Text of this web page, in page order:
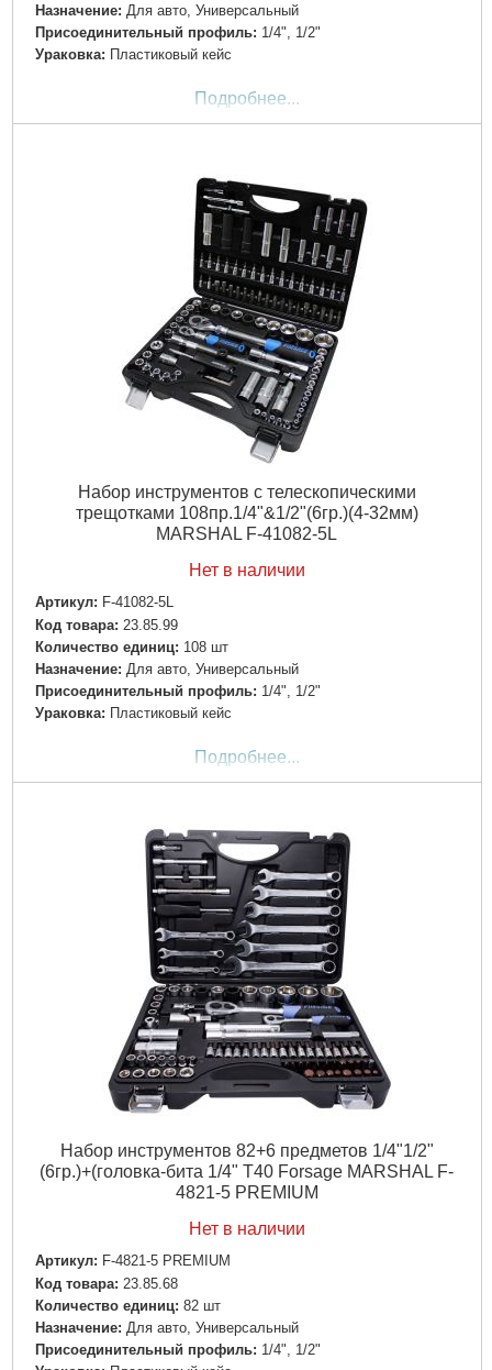
Назначение: Для авто, Универсальный
Пpиcoeдинитeльный пpoфиль: 1/4", 1/2"
Ураковка: Пластиковый кейс
Подробнее...
Набор инструментов с телескопическими
трещотками 108пр.1/4"&1/2"(6гр.)(4-32мм)
MARSHAL F-41082-5L
Нет в наличии
Артикул: F-41082-5L
Код товара: 23.85.99
Количество единиц: 108 шт
Назначение: Для авто, Универсальный
Пpиcoeдинитeльный пpoфиль: 1/4", 1/2"
Ураковка: Пластиковый кейс
Подробнее...
Набор инструментов 82+6 предметов 1/4"1/2"
(6гр.)+(головка-бита 1/4" T40 Forsage MARSHAL F-
4821-5 PREMIUM
Нет в наличии
Артикул: F-4821-5 PREMIUM
Код товара: 23.85.68
Количество единиц: 82 шт
Назначение: Для авто, Универсальный
Пpиcoeдинитeльный пpoфиль: 1/4", 1/2"